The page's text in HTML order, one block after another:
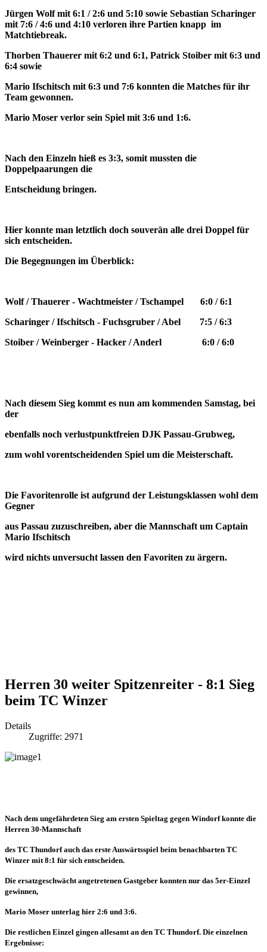
Jürgen Wolf mit 6:1 / 2:6 und 5:10 sowie Sebastian Scharinger
mit 7:6 / 4:6 und 4:10 verloren ihre Partien knapp im
Matchtiebreak.
Thorben Thauerer mit 6:2 und 6:1, Patrick Stoiber mit 6:3 und
6:4 sowie
Mario Ifschitsch mit 6:3 und 7:6 konnten die Matches für ihr
Team gewonnen.
Mario Moser verlor sein Spiel mit 3:6 und 1:6.
Nach den Einzeln hieß es 3:3, somit mussten die
Doppelpaarungen die
Entscheidung bringen.
Hier konnte man letztlich doch souverän alle drei Doppel für
sich entscheiden.
Die Begegnungen im Überblick:
Wolf / Thauerer - Wachtmeister / Tschampel 6:0 / 6:1
Scharinger / Ifschitsch - Fuchsgruber / Abel 7:5 / 6:3
Stoiber / Weinberger - Hacker / Anderl 6:0 / 6:0
Nach diesem Sieg kommt es nun am kommenden Samstag, bei
der
ebenfalls noch verlustpunktfreien DJK Passau-Grubweg,
zum wohl vorentscheidenden Spiel um die Meisterschaft.
Die Favoritenrolle ist aufgrund der Leistungsklassen wohl dem
Gegner
aus Passau zuzuschreiben, aber die Mannschaft um Captain
Mario Ifschitsch
wird nichts unversucht lassen den Favoriten zu ärgern.
Herren 30 weiter Spitzenreiter - 8:1 Sieg
beim TC Winzer
Details
Zugriffe: 2971
Nach dem ungefährdeten Sieg am ersten Spieltag gegen Windorf konnte die
Herren 30-Mannschaft
des TC Thundorf auch das erste Auswärtsspiel beim benachbarten TC
Winzer mit 8:1 für sich entscheiden.
Die ersatzgeschwächt angetretenen Gastgeber konnten nur das 5er-Einzel
gewinnen,
Mario Moser unterlag hier 2:6 und 3:6.
Die restlichen Einzel gingen allesamt an den TC Thundorf. Die einzelnen
Ergebnisse: